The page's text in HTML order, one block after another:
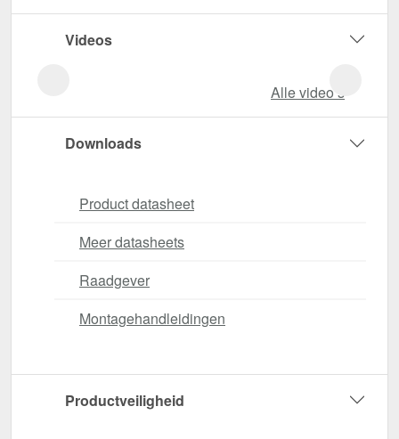
Videos
Alle video‘s
Downloads
Product datasheet
Meer datasheets
Raadgever
Montagehandleidingen
Productveiligheid